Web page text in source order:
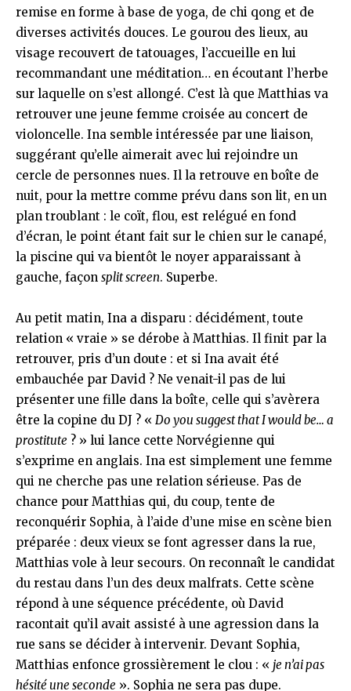
remise en forme à base de yoga, de chi qong et de
diverses activités douces. Le gourou des lieux, au
visage recouvert de tatouages, l’accueille en lui
recommandant une méditation… en écoutant l’herbe
sur laquelle on s’est allongé. C’est là que Matthias va
retrouver une jeune femme croisée au concert de
violoncelle. Ina semble intéressée par une liaison,
suggérant qu’elle aimerait avec lui rejoindre un
cercle de personnes nues. Il la retrouve en boîte de
nuit, pour la mettre comme prévu dans son lit, en un
plan troublant : le coït, flou, est relégué en fond
d’écran, le point étant fait sur le chien sur le canapé,
la piscine qui va bientôt le noyer apparaissant à
gauche, façon split screen. Superbe.
Au petit matin, Ina a disparu : décidément, toute
relation « vraie » se dérobe à Matthias. Il finit par la
retrouver, pris d’un doute : et si Ina avait été
embauchée par David ? Ne venait-il pas de lui
présenter une fille dans la boîte, celle qui s’avèrera
être la copine du DJ ? « Do you suggest that I would be… a
prostitute ? » lui lance cette Norvégienne qui
s’exprime en anglais. Ina est simplement une femme
qui ne cherche pas une relation sérieuse. Pas de
chance pour Matthias qui, du coup, tente de
reconquérir Sophia, à l’aide d’une mise en scène bien
préparée : deux vieux se font agresser dans la rue,
Matthias vole à leur secours. On reconnaît le candidat
du restau dans l’un des deux malfrats. Cette scène
répond à une séquence précédente, où David
racontait qu’il avait assisté à une agression dans la
rue sans se décider à intervenir. Devant Sophia,
Matthias enfonce grossièrement le clou : « je n’ai pas
hésité une seconde ». Sophia ne sera pas dupe.